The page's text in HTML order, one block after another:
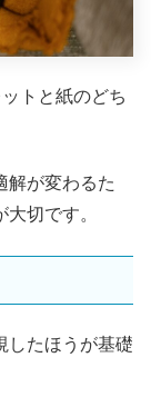
トと紙のどち
解が変わるた
切です。
したほうが基礎